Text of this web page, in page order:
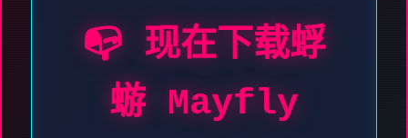
📭 现在下载蜉
蝣 Mayfly